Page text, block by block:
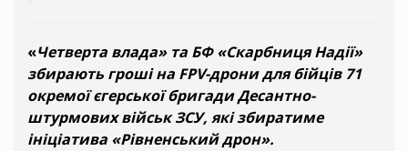
«Четверта влада» та БФ «Скарбниця Надії»
збирають гроші на FPV-дрони для бійців 71
окремої єгерської бригади Десантно-
штурмових військ ЗСУ, які збиратиме
ініціатива «Рівненський дрон».